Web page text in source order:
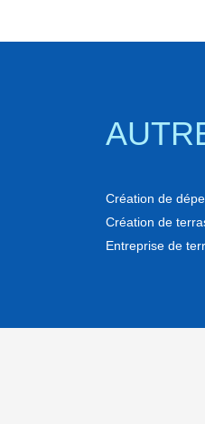
Création de
Création de
Entreprise de